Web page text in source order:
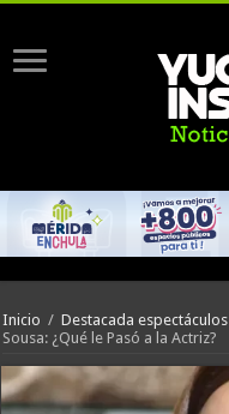
Inicio / Destacada espectáculos
Sousa: ¿Qué le Pasó a la Actriz?